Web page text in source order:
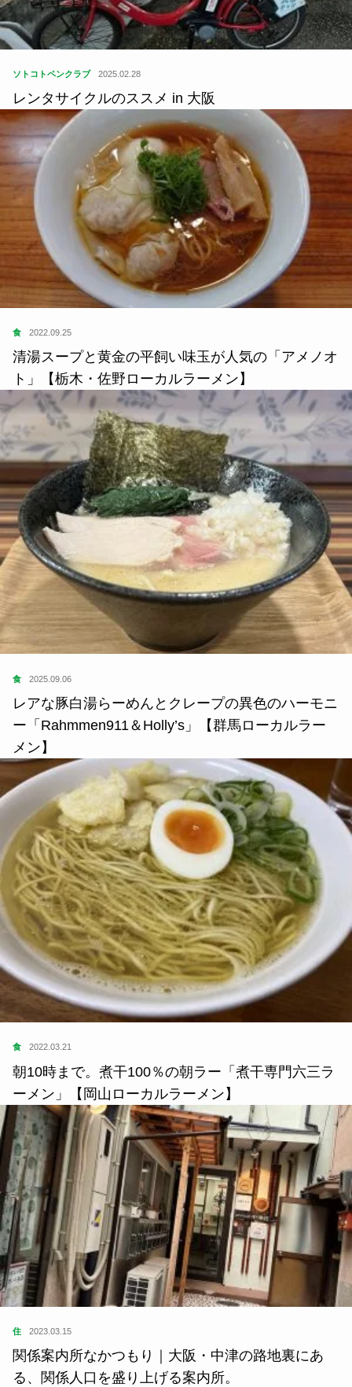
ソトコトペンクラブ 2025.02.28
レンタサイクルのススメ in 大阪
食 2022.09.25
清湯スープと黄金の平飼い味玉が人気の「アメノオ
ト」【栃木・佐野ローカルラーメン】
食 2025.09.06
レアな豚白湯らーめんとクレープの異色のハーモニ
ー「Rahmmen911＆Holly’s」【群馬ローカルラー
メン】
食 2022.03.21
朝10時まで。煮干100％の朝ラー「煮干専門六三ラ
ーメン」【岡山ローカルラーメン】
住 2023.03.15
関係案内所なかつもり｜大阪・中津の路地裏にあ
る、関係人口を盛り上げる案内所。